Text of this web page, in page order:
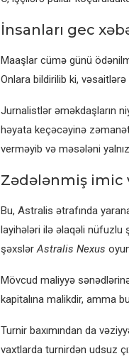
İnsanları gec
Maaşlar cümə günü
Onlara bildirilib ki,
Jurnalistlər əməkdaşların
həyata keçəcəyinə
verməyib və məsələni
Zədələnmiş imic
Bu, Astralis ətrafında
layihələri ilə əlaqəli nüfuzlu
şəxslər Astralis Nexus
Mövcud maliyyə
kapitalına malikdir, amma
Turnir baxımından da
vaxtlarda turnirdən udsuz